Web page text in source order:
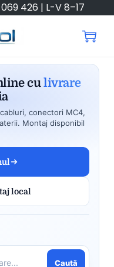
426 | L-V 8–17
culivrare
conectori MC4,
Montaj disponibil
local
Caută